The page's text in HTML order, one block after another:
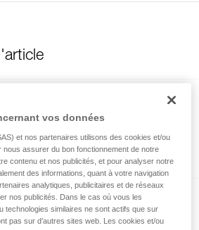
en autonomie.
des exemples de techniques
activité. Il peut en exister d’autres
décrivons pas ici.
léger avec doigt MonoFil
ANGE L
vos données
et nos partenaires utilisons des cookies et/ou
nous assurer du bon fonctionnement de notre
contenu et nos publicités, et pour analyser notre
des informations, quant à votre navigation
analytiques, publicitaires et de réseaux
nos publicités. Dans le cas où vous les
technologies similaires ne sont actifs que sur
pas sur d’autres sites web. Les cookies et/ou